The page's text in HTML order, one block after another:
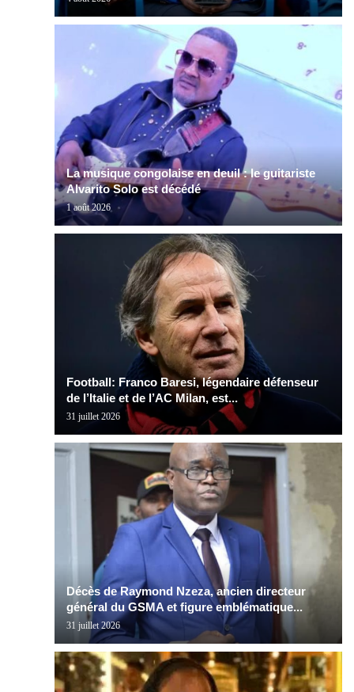
La musique congolaise en deuil : le guitariste
Alvarito Solo est décédé
1 août 2026
Football: Franco Baresi, légendaire défenseur
de l’Italie et de l’AC Milan, est...
31 juillet 2026
Décès de Raymond Nzeza, ancien directeur
général du GSMA et figure emblématique...
31 juillet 2026